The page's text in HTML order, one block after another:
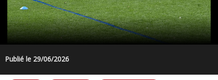
Publié le 29/06/2026